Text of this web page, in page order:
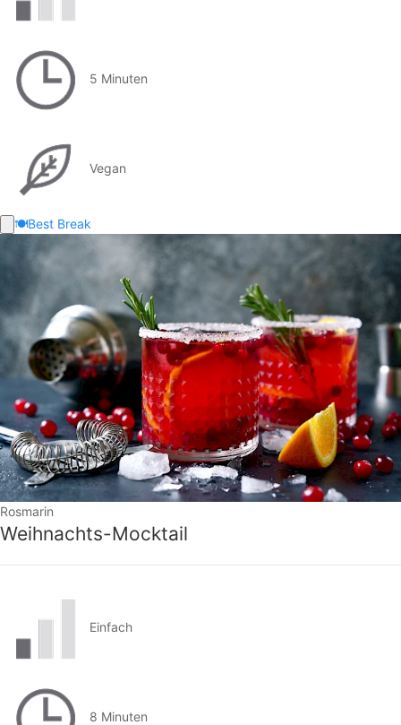
5 Minuten
Vegan
🍽️Best Break
Rosmarin
Weihnachts-Mocktail
Einfach
8 Minuten